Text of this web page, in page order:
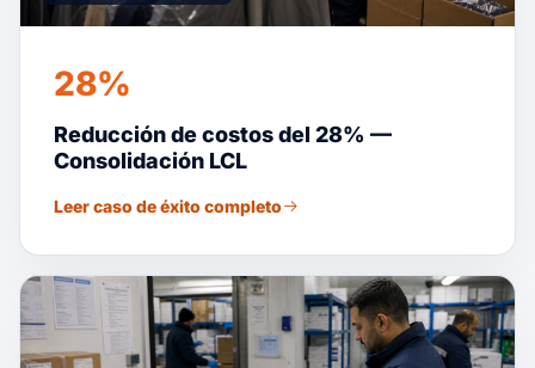
28%
Reducción de costos del 28% —
Consolidación LCL
Leer caso de éxito completo